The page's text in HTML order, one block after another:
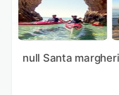
null Santa